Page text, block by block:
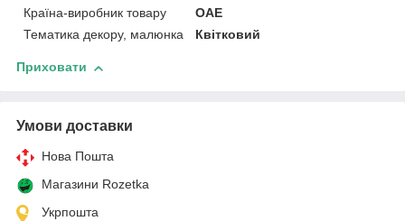
Країна-виробник товару
ОАЕ
Тематика декору, малюнка
Квітковий
Приховати
Умови доставки
Нова Пошта
Магазини Rozetka
Укрпошта